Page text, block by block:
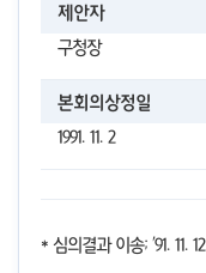
제안자
구청장
본회의상정일
1991. 11. 2
* 심의결과 이송; '91. 11. 12